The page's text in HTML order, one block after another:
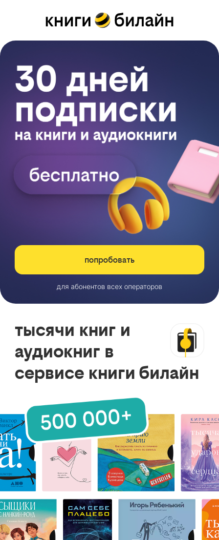
попробовать
для абонентов всех операторов
тысячи книг и
аудиокниг в
сервисе книги билайн